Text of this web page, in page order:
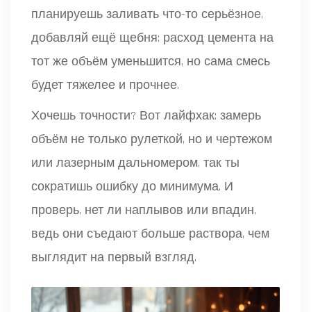
планируешь заливать что-то серьёзное,
добавляй ещё щебня: расход цемента на
тот же объём уменьшится, но сама смесь
будет тяжелее и прочнее.
Хочешь точности? Вот лайфхак: замерь
объём не только рулеткой, но и чертежом
или лазерным дальномером, так ты
сократишь ошибку до минимума. И
проверь, нет ли наплывов или впадин,
ведь они съедают больше раствора, чем
выглядит на первый взгляд.